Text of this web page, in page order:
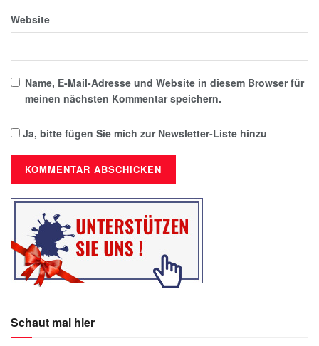
Website
Name, E-Mail-Adresse und Website in diesem Browser für
meinen nächsten Kommentar speichern.
Ja, bitte fügen Sie mich zur Newsletter-Liste hinzu
Schaut mal hier